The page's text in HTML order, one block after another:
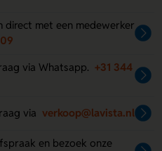
direct met een medewerker
via Whatsapp. +31 344
via verkoop@lavista.nl
en bezoek onze